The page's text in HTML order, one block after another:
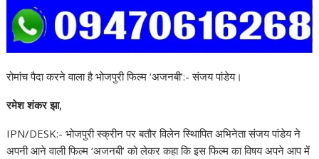
रोमांच पैदा करने वाला है भोजपुरी फिल्म ‘अजनबी’:- संजय पांडेय।
रमेश शंकर झा,
IPN/DESK:- भोजपुरी स्‍क्रीन पर बतौर विलेन स्थिापित अभिनेता संजय पांडेय ने
अपनी आने वाली फिल्‍म ‘अजनबी’ को लेकर कहा कि इस फिल्‍म का विषय अपने आप में